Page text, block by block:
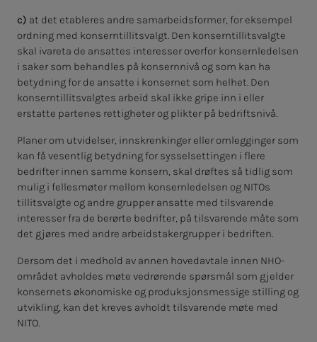
c) at det etableres andre samarbeidsformer, for eksempel
ordning med konserntillitsvalgt. Den konserntillitsvalgte
skal ivareta de ansattes interesser overfor konsernledelsen
i saker som behandles på konsernnivå og som kan ha
betydning for de ansatte i konsernet som helhet. Den
konserntillitsvalgtes arbeid skal ikke gripe inn i eller
erstatte partenes rettigheter og plikter på bedriftsnivå.
Planer om utvidelser, innskrenkinger eller omlegginger som
kan få vesentlig betydning for sysselsettingen i flere
bedrifter innen samme konsern, skal drøftes så tidlig som
mulig i fellesmøter mellom konsernledelsen og NITOs
tillitsvalgte og andre grupper ansatte med tilsvarende
interesser fra de berørte bedrifter, på tilsvarende måte som
det gjøres med andre arbeidstakergrupper i bedriften.
Dersom det i medhold av annen hovedavtale innen NHO-
området avholdes møte vedrørende spørsmål som gjelder
konsernets økonomiske og produksjonsmessige stilling og
utvikling, kan det kreves avholdt tilsvarende møte med
NITO.